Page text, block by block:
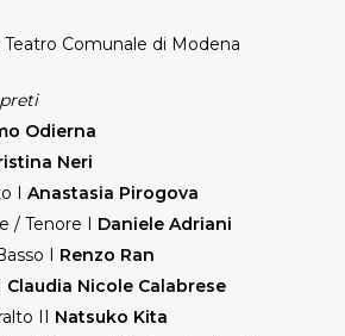
Comunale di Modena
Odierna
Neri
I Anastasia Pirogova
/ Tenore I Daniele Adriani
I Renzo Ran
Claudia Nicole Calabrese
II Natsuko Kita